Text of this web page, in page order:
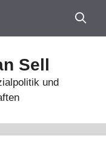
Sell
und